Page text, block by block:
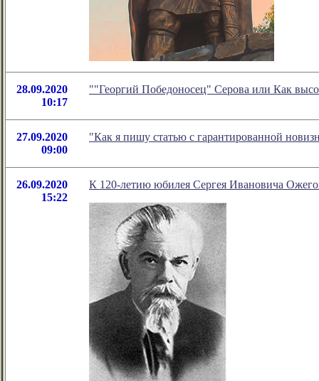
28.09.2020
10:17
""Георгий Победоносец" Серова или Как
27.09.2020
09:00
"Как я пишу статью с гарантированной
26.09.2020
15:22
К 120-летию юбилея Сергея Ивановича